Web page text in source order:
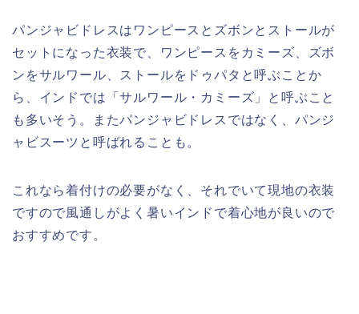
パンジャビドレスはワンピースとズボンとストールが
セットになった衣装で、ワンピースをカミーズ、ズボ
ンをサルワール、ストールをドゥパタと呼ぶことか
ら、インドでは「サルワール・カミーズ」と呼ぶこと
も多いそう。またパンジャビドレスではなく、パンジ
ャビスーツと呼ばれることも。
これなら着付けの必要がなく、それでいて現地の衣装
ですので風通しがよく暑いインドで着心地が良いので
おすすめです。